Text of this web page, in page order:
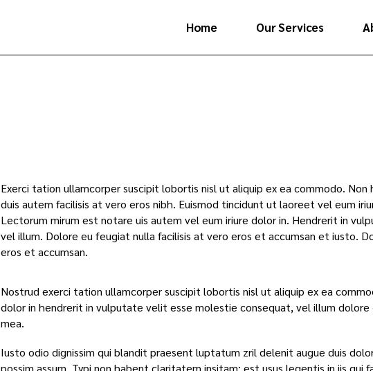
Home Our Services
Exerci tation ullamcorper suscipit lobortis nisl ut aliquip ex ea commodo.
duis autem facilisis at vero eros nibh. Euismod tincidunt ut laoreet vel eum
Lectorum mirum est notare uis autem vel eum iriure dolor in. Hendrerit in
vel illum. Dolore eu feugiat nulla facilisis at vero eros et accumsan et iusto.
eros et accumsan.
Nostrud exerci tation ullamcorper suscipit lobortis nisl ut aliquip ex ea
dolor in hendrerit in vulputate velit esse molestie consequat, vel illum dolore
mea.
Iusto odio dignissim qui blandit praesent luptatum zril delenit augue duis
possim assum. Typi non habent claritatem insitam; est usus legentis in iis